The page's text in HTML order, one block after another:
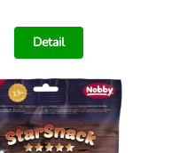
Detail